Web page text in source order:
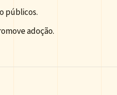
públicos.
adoção.